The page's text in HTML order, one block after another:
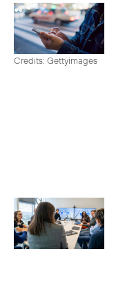
Credits: Gettyimages